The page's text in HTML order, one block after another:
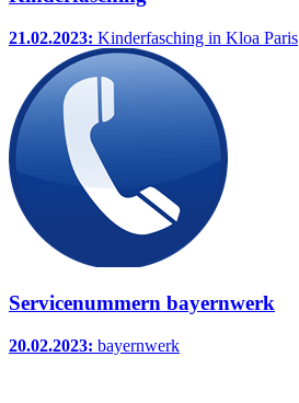
21.02.2023: Kinderfasching in Kloa Paris
Servicenummern bayernwerk
20.02.2023: bayernwerk